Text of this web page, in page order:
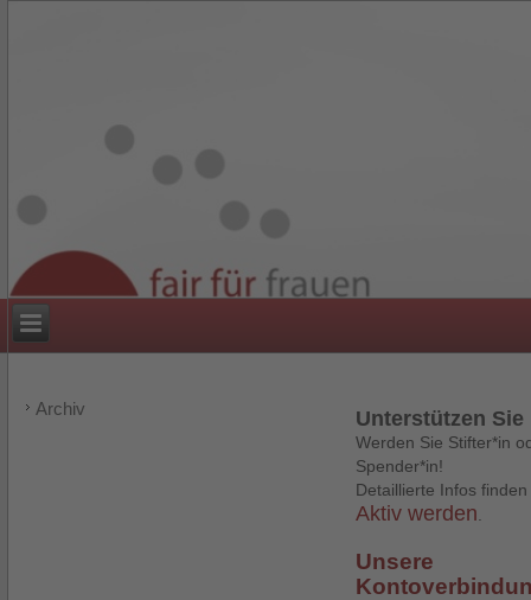
Archiv Unterstützen Sie
Werden Sie Stifter*in
Spender*in!
Detaillierte Infos
Aktiv werden
Unsere